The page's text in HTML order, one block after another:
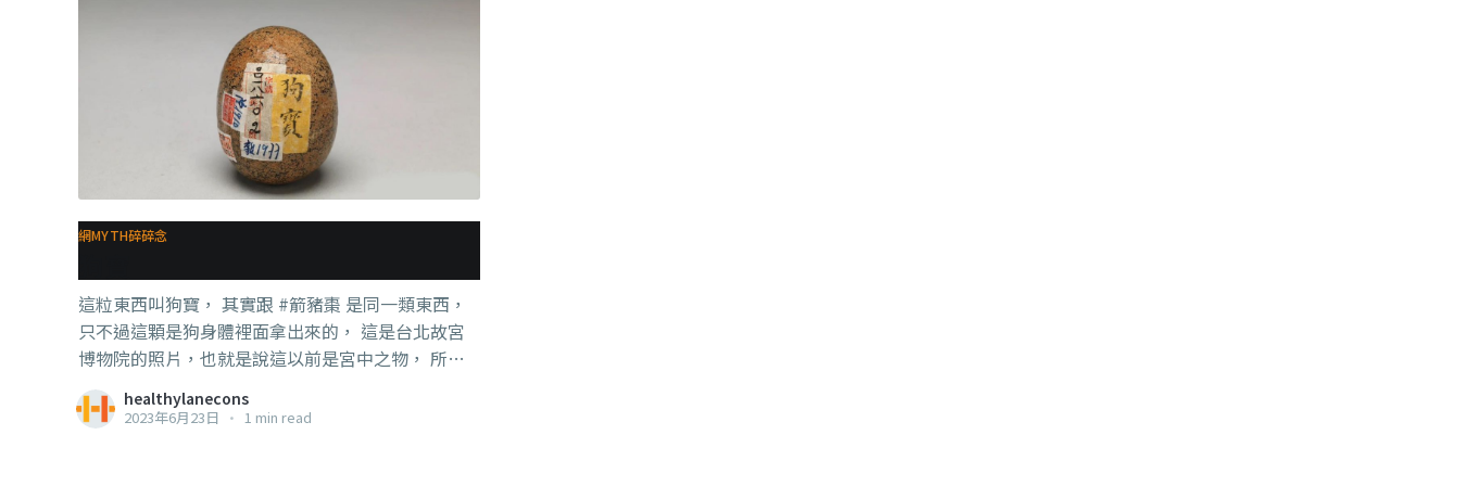
網MYTH碎碎念
這粒東西叫狗寶， 其實跟 #箭豬棗 是同一類東西，
只不過這顆是狗身體裡面拿出來的， 這是台北故宮
博物院的照片，也就是說這以前是宮中之物， 所
以，這類東西，貴是可以理解的，他從以前就很貴。
但前提是必須要是真的才值得那個價錢。 . . . 我國確
healthylanecons
2023年6月23日 • 1 min read